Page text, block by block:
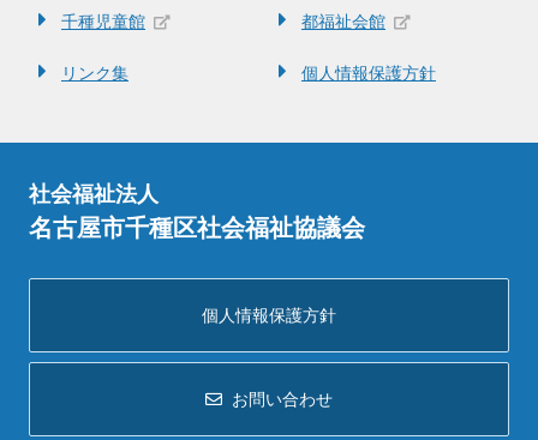
千種児童館 都福祉会館
リンク集 個人情報保護方針
社会福祉法人
名古屋市千種区社会福祉協議会
個人情報保護方針
お問い合わせ